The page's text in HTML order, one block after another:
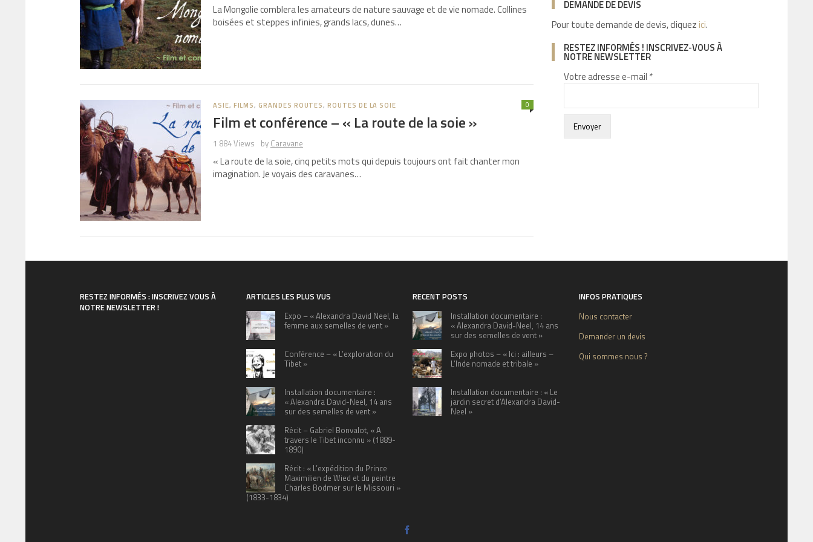
La Mongolie comblera les amateurs de nature sauvage et de vie nomade. Collines
boisées et steppes infinies, grands lacs, dunes…
ASIE, FILMS, GRANDES ROUTES,ROUTES DE LA SOIE
Film et conférence – « La route de la soie »
1 884 Views
0
by Caravane
« La route de la soie, cinq petits mots qui depuis toujours ont fait chanter mon
imagination. Je voyais des caravanes…
DEMANDE DE DEVIS
Pour toute demande de devis, cliquez ici.
RESTEZ INFORMÉS ! INSCRIVEZ-VOUS À
NOTRE NEWSLETTER
Votre adresse e-mail *
RESTEZ INFORMÉS : INSCRIVEZ VOUS À
NOTRE NEWSLETTER !
ARTICLES LES PLUS VUS
Expo – « Alexandra David Neel, la
femme aux semelles de vent »
Conférence – « L’exploration du
Tibet »
Installation documentaire :
« Alexandra David-Neel, 14 ans
sur des semelles de vent »
Récit – Gabriel Bonvalot, « A
travers le Tibet inconnu » (1889-
1890)
Récit : « L’expédition du Prince
Maximilien de Wied et du peintre
Charles Bodmer sur le Missouri »
(1833-1834)
RECENT POSTS
Installation documentaire :
« Alexandra David-Neel, 14 ans
sur des semelles de vent »
Expo photos – « Ici : ailleurs –
L’Inde nomade et tribale »
Installation documentaire : « Le
jardin secret d’Alexandra David-
Neel »
INFOS PRATIQUES
Nous contacter
Demander un devis
Qui sommes nous ?